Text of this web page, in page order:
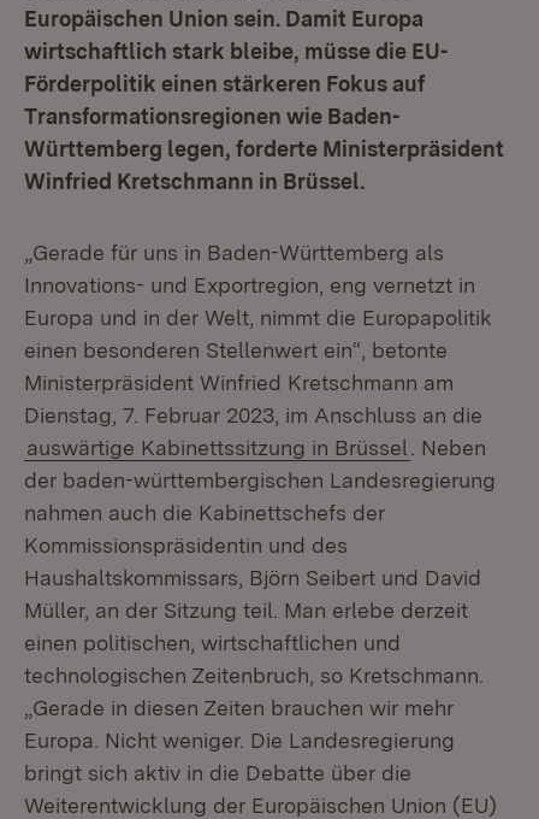
Europäischen Union sein. Damit Europa
wirtschaftlich stark bleibe, müsse die EU-
Förderpolitik einen stärkeren Fokus auf
Transformationsregionen wie Baden-
Württemberg legen, forderte Ministerpräsident
Winfried Kretschmann in Brüssel.
„Gerade für uns in Baden-Württemberg als
Innovations- und Exportregion, eng vernetzt in
Europa und in der Welt, nimmt die Europapolitik
einen besonderen Stellenwert ein“, betonte
Ministerpräsident Winfried Kretschmann am
Dienstag, 7. Februar 2023, im Anschluss an die
auswärtige Kabinettssitzung in Brüssel
. Neben
der baden-württembergischen Landesregierung
nahmen auch die Kabinettschefs der
Kommissionspräsidentin und des
Haushaltskommissars, Björn Seibert und David
Müller, an der Sitzung teil. Man erlebe derzeit
einen politischen, wirtschaftlichen und
technologischen Zeitenbruch, so Kretschmann.
„Gerade in diesen Zeiten brauchen wir mehr
Europa. Nicht weniger. Die Landesregierung
bringt sich aktiv in die Debatte über die
Weiterentwicklung der Europäischen Union (EU)